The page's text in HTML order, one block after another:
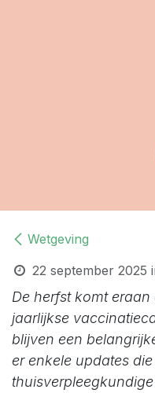
Wetgeving
22 september 2025
De herfst komt
jaarlijkse
blijven een
er enkele updates